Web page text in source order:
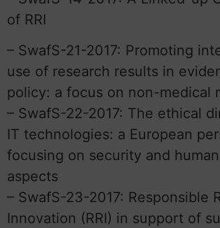
of RRI
– SwafS-21-2017: Promoting
use of research results in
policy: a focus on non-medical
– SwafS-22-2017: The ethical
IT technologies: a European
focusing on security and
aspects
– SwafS-23-2017: Responsible
Innovation (RRI) in support of